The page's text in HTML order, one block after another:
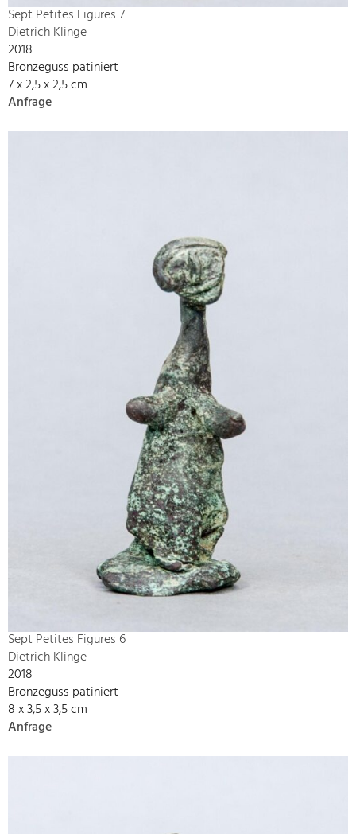
Sept Petites Figures 7
Dietrich Klinge
2018
Bronzeguss patiniert
7 x 2,5 x 2,5 cm
Anfrage
Sept Petites Figures 6
Dietrich Klinge
2018
Bronzeguss patiniert
8 x 3,5 x 3,5 cm
Anfrage